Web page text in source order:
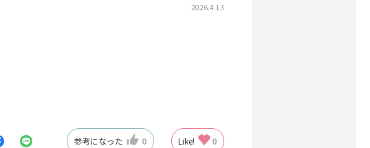
2026.4.13
参考になった 0 Like! 0